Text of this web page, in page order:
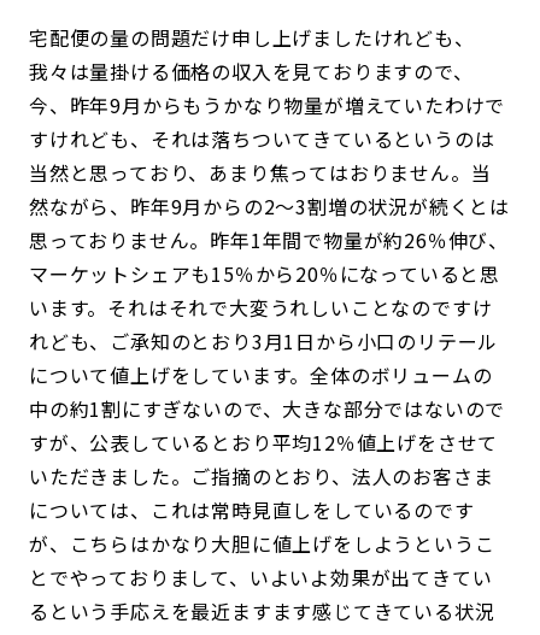
宅配便の量の問題だけ申し上げましたけれども、
我々は量掛ける価格の収入を見ておりますので、
今、昨年9月からもうかなり物量が増えていたわけで
すけれども、それは落ちついてきているというのは
当然と思っており、あまり焦ってはおりません。当
然ながら、昨年9月からの2～3割増の状況が続くとは
思っておりません。昨年1年間で物量が約26％伸び、
マーケットシェアも15％から20％になっていると思
います。それはそれで大変うれしいことなのですけ
れども、ご承知のとおり3月1日から小口のリテール
について値上げをしています。全体のボリュームの
中の約1割にすぎないので、大きな部分ではないので
すが、公表しているとおり平均12％値上げをさせて
いただきました。ご指摘のとおり、法人のお客さま
については、これは常時見直しをしているのです
が、こちらはかなり大胆に値上げをしようというこ
とでやっておりまして、いよいよ効果が出てきてい
るという手応えを最近ますます感じてきている状況